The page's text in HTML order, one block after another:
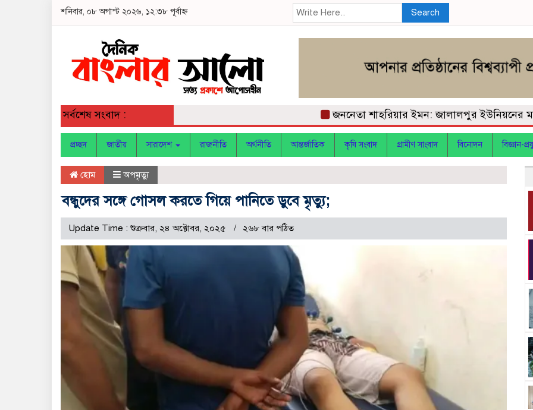
শনিবার, ০৮ অগাস্ট ২০২৬, ১২:৩৮ পূর্বাহ্ন Search
সর্বশেষ সংবাদ : জননেতা শাহরিয়ার ইমন: জালালপুর ইউনিয়নের মাটি
প্রচ্ছদ জাতীয় সারাদেশ রাজনীতি অর্থনীতি আন্তর্জাতিক কৃষি সংবাদ গ্রামীণ সাংবাদ বিনোদন বিজ্ঞান-
হোম অপমৃত্যু
বন্ধুদের সঙ্গে গোসল করতে গিয়ে পানিতে ডুবে মৃত্যু;
Update Time : শুক্রবার, ২৪ অক্টোবর, ২০২৫ ২৬৮ বার পঠিত